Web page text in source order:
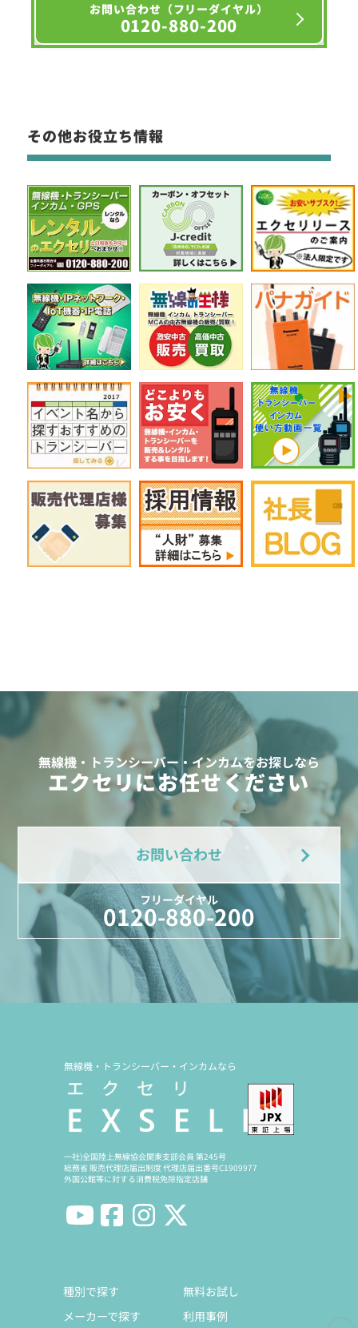
お問い合わせ（フリーダイヤル）
0120-880-200
その他お役立ち情報
無線機・トランシーバー・インカムをお探しなら
エクセリにお任せください
お問い合わせ
フリーダイヤル
0120-880-200
無線機・トランシーバー・インカムなら
一社)全国陸上無線協会関東支部会員 第245号
総務省 販売代理店届出制度 代理店届出番号C1909977
外国公館等に対する消費税免除指定店舗
種別で探す
メーカーで探す
無料お試し
利用事例